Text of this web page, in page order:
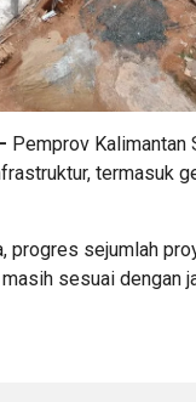
Pemprov Kalimantan
termasuk
progres sejumlah
sesuai dengan